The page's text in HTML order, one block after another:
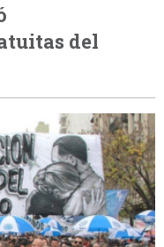
del